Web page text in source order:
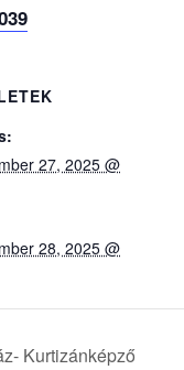
27, 2025 @
28, 2025 @
Kurtizánképző